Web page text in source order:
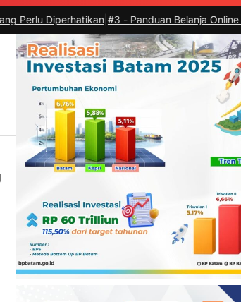
|#3 -Panduan Belanja Online Cerdas: